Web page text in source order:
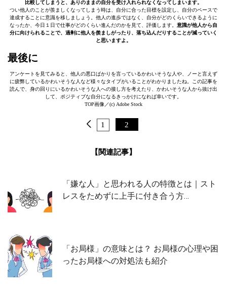
比較してしまうと、ありのままの自分を受け入れられなくなってしまいます。
つい他人のことが羨ましくなってしまう時は、自分に合った目標を設定し、自分のペースで
達成することに意識を移しましょう。他人の進歩ではなく、自分がどのくらいできるように
なったか、今日１日で仕事がどのくらい進んだのかを見て、評価します。 意識が他人から自
分に向けられることで、過剰に他人を羨ましがったり、落ち込んだりすることが減っていく
と思いますよ。
最後に
アンケートを見てみると、他人の悪口ばかりを言っているかわいそうな人や、ノーと言えず
に疲弊しているかわいそうな人など様々なタイプがいることがわかりましたね。この記事を
読んで、身の回りにいるかわいそうな人への接し方を考えたり、かわいそうな人から抜け出
して、ポジティブな自分になるきっかけになれば幸いです。
TOP画像／(c) Adobe Stock
1 2
【関連記事】
「嫌な人」と思われる人の特徴とは｜スト
レスをためずに上手に付き合う方…
「お局様」の意味とは？ お局様の心理や困
ったお局様への対処法も紹介